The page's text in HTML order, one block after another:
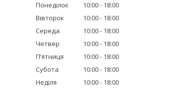
Понеділок 10:00
18:00
Вівторок
10:00
18:00
Середа
10:00
18:00
Четвер
10:00
18:00
Пʼятниця
10:00
18:00
Субота
10:00
18:00
Неділя
10:00 18:00